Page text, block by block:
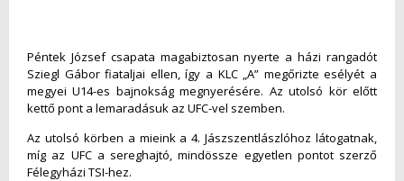
Péntek József csapata magabiztosan nyerte a házi rangadót
Sziegl Gábor fiataljai ellen, így a KLC „A” megőrizte esélyét a
megyei U14-es bajnokság megnyerésére. Az utolsó kör előtt
kettő pont a lemaradásuk az UFC-vel szemben.
Az utolsó körben a mieink a 4. Jászszentlászlóhoz látogatnak,
míg az UFC a sereghajtó, mindössze egyetlen pontot szerző
Félegyházi TSI-hez.